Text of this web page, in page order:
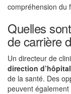
compréhension du
Quelles
de carrière
Un directeur de
direction d’hôpital
de la santé. Des
peuvent également